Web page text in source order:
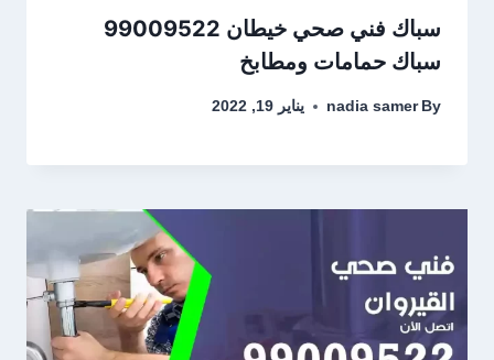
سباك فني صحي خيطان 99009522
سباك حمامات ومطابخ
By
nadia samer يناير 19, 2022